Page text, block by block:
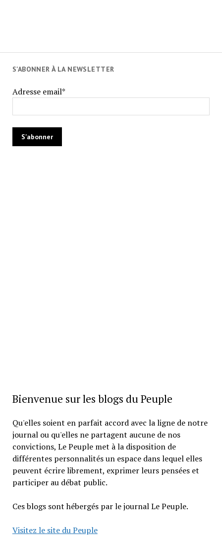
S'ABONNER À LA NEWSLETTER
Adresse email*
Bienvenue sur les blogs du Peuple
Qu'elles soient en parfait accord avec la ligne de notre
journal ou qu'elles ne partagent aucune de nos
convictions, Le Peuple met à la disposition de
différentes personnalités un espace dans lequel elles
peuvent écrire librement, exprimer leurs pensées et
participer au débat public.
Ces blogs sont hébergés par le journal Le Peuple.
Visitez le site du Peuple